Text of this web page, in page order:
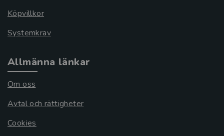
Köpvillkor
Systemkrav
Allmänna länkar
Om oss
Avtal och rättigheter
Cookies